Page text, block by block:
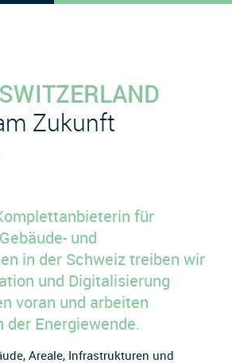
Zukunft
für
und
in der Schweiz treiben wir
und Digitalisierung
voran und arbeiten
der Energiewende.
Areale, Infrastrukturen und